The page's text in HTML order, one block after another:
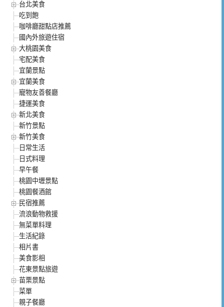
台北美食
吃到飽
咖啡廳甜點店推薦
國內外旅遊住宿
大桃園美食
宅配美食
宜蘭景點
宜蘭美食
寵物友善餐廳
捷運美食
新北美食
新竹景點
新竹美食
日常生活
日式料理
早午餐
桃園中壢景點
桃園餐酒館
民宿推薦
流浪動物救援
無菜單料理
生活紀錄
相片書
美食影相
花東景點旅遊
苗栗景點
菜單
親子餐廳